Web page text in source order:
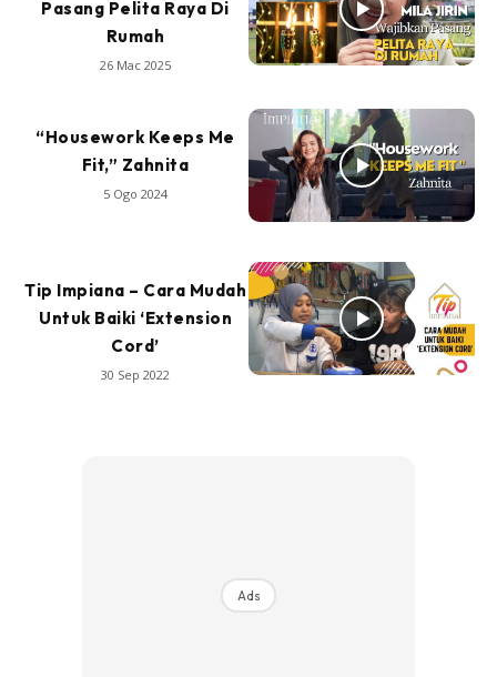
Pasang Pelita Raya Di
Rumah
26 Mac 2025
“Housework Keeps Me
Fit,” Zahnita
5 Ogo 2024
Tip Impiana – Cara Mudah
Untuk Baiki ‘Extension
Cord’
30 Sep 2022
Ads